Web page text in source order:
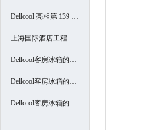
Dellcool 亮相第 139 届
广交会
上海国际酒店工程设
计与用品博览会
Dellcool客房冰箱的高
端酒店之旅- 厦门南洋
万怡酒店
Dellcool客房冰箱的高
端酒店之旅- 西安高新
Dellcool客房冰箱的高